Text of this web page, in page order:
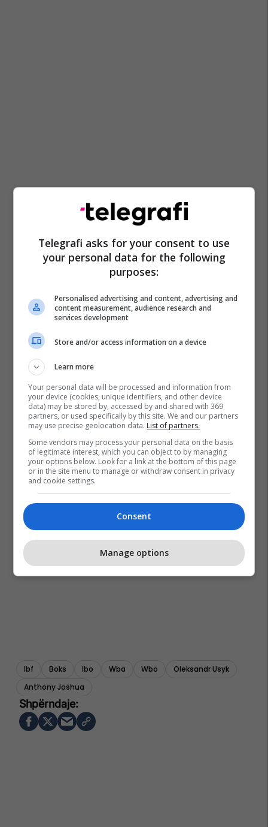
Ibf Boks Ibo Wba Wbo
Oleksandr Usyk
Anthony Joshua
Telegrafi asks for your consent to use
your personal data for the following
purposes:
Personalised advertising and content, advertising and
content measurement, audience research and
services development
Store and/or access information on a device
Learn more
Your personal data will be processed and information from
your device (cookies, unique identifiers, and other device
data) may be stored by, accessed by and shared with 369
partners, or used specifically by this site. We and our partners
may use precise geolocation data. List of partners.
Some vendors may process your personal data on the basis
of legitimate interest, which you can object to by managing
your options below. Look for a link at the bottom of this page
or in the site menu to manage or withdraw consent in privacy
and cookie settings.
Consent
Manage options